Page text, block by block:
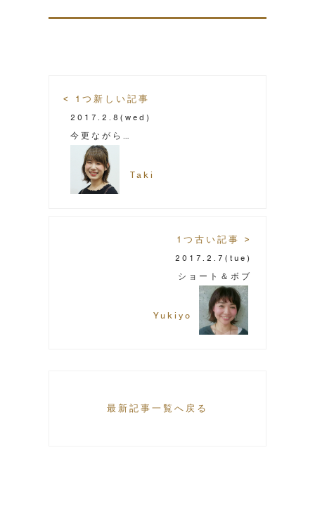
< 1つ新しい記事
2017.2.8 (wed)
今更ながら…
Taki
1つ古い記事 >
2017.2.7 (tue)
ショート＆ボブ
Yukiyo
最新記事一覧へ戻る